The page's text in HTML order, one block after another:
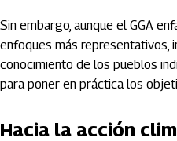
Sin embargo, aunque el GGA
enfoques más representativos,
conocimiento de los pueblos
para poner en práctica los
Hacia la acción